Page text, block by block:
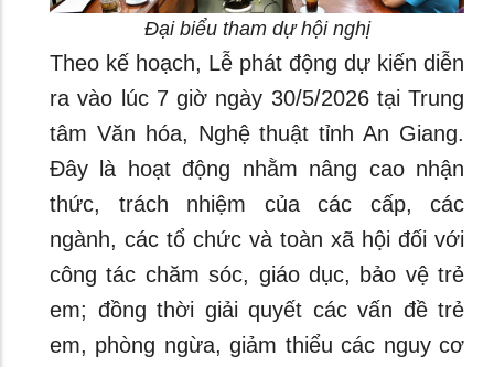
Đại biểu tham dự hội nghị
Theo kế hoạch, Lễ phát động dự kiến diễn
ra vào lúc 7 giờ ngày 30/5/2026 tại Trung
tâm Văn hóa, Nghệ thuật tỉnh An Giang.
Đây là hoạt động nhằm nâng cao nhận
thức, trách nhiệm của các cấp, các
ngành, các tổ chức và toàn xã hội đối với
công tác chăm sóc, giáo dục, bảo vệ trẻ
em; đồng thời giải quyết các vấn đề trẻ
em, phòng ngừa, giảm thiểu các nguy cơ